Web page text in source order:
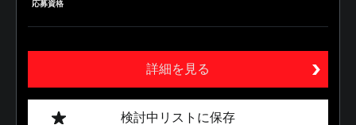
応募資格
詳細を見る
検討中リストに保存